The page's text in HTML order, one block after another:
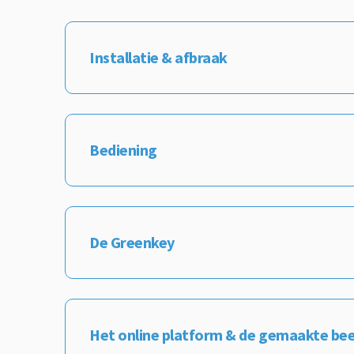
Installatie & afbraak
Bediening
De Greenkey
Het online platform & de gemaakte